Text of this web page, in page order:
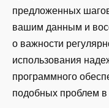
предложенных
вашим данным и
о важности
использования
программного
подобных проблем